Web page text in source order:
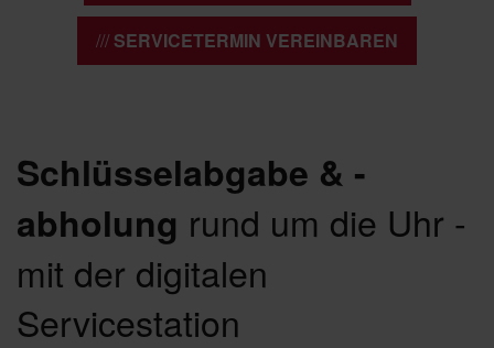
SERVICETERMIN VEREINBAREN
Schlüsselabgabe & -
abholung rund um die Uhr -
mit der digitalen
Servicestation